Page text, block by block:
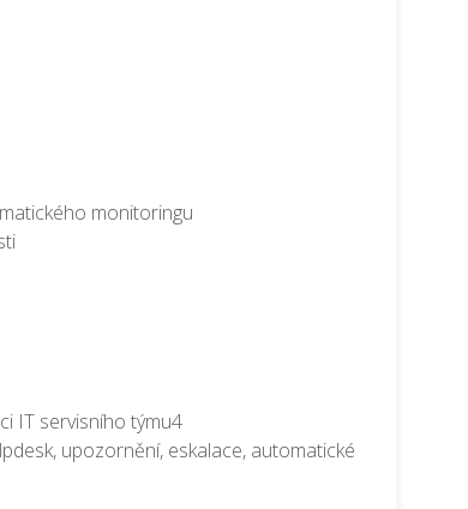
monitoringu
IT servisního týmu4
upozornění, eskalace, automatické